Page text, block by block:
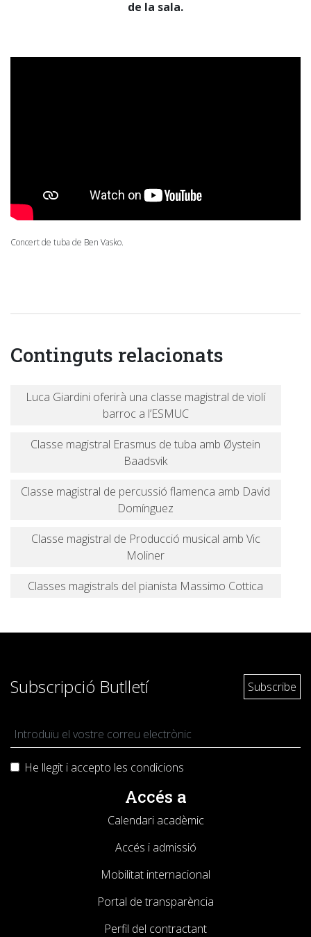
de la sala.
Concert de tuba de Ben Vasko.
Continguts relacionats
Luca Giardini oferirà una classe magistral de violí
barroc a l’ESMUC
Classe magistral Erasmus de tuba amb Øystein
Baadsvik
Classe magistral de percussió flamenca amb David
Domínguez
Classe magistral de Producció musical amb Vic
Moliner
Classes magistrals del pianista Massimo Cottica
Subscripció Butlletí
He llegit i accepto les condicions
Accés a
Calendari acadèmic
Accés i admissió
Mobilitat internacional
Portal de transparència
Perfil del contractant